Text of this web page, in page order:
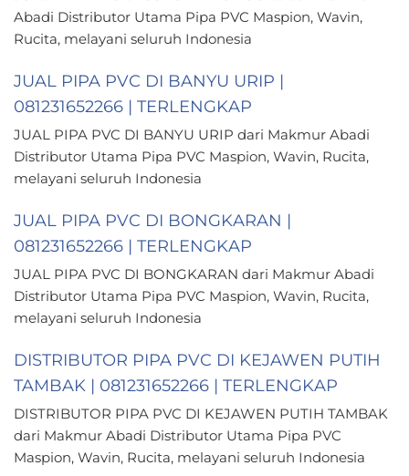
Abadi Distributor Utama Pipa PVC Maspion, Wavin,
Rucita, melayani seluruh Indonesia
JUAL PIPA PVC DI BANYU URIP |
081231652266 | TERLENGKAP
JUAL PIPA PVC DI BANYU URIP dari Makmur Abadi
Distributor Utama Pipa PVC Maspion, Wavin, Rucita,
melayani seluruh Indonesia
JUAL PIPA PVC DI BONGKARAN |
081231652266 | TERLENGKAP
JUAL PIPA PVC DI BONGKARAN dari Makmur Abadi
Distributor Utama Pipa PVC Maspion, Wavin, Rucita,
melayani seluruh Indonesia
DISTRIBUTOR PIPA PVC DI KEJAWEN PUTIH
TAMBAK | 081231652266 | TERLENGKAP
DISTRIBUTOR PIPA PVC DI KEJAWEN PUTIH TAMBAK
dari Makmur Abadi Distributor Utama Pipa PVC
Maspion, Wavin, Rucita, melayani seluruh Indonesia